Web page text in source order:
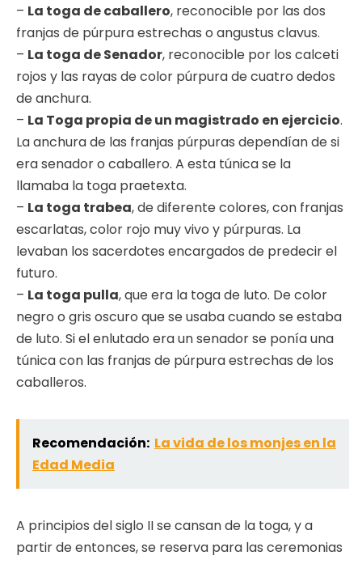
– La toga de caballero, reconocible por las dos
franjas de púrpura estrechas o angustus clavus.
– La toga de Senador, reconocible por los calceti
rojos y las rayas de color púrpura de cuatro dedos
de anchura.
– La Toga propia de un magistrado en ejercicio.
La anchura de las franjas púrpuras dependían de si
era senador o caballero. A esta túnica se la
llamaba la toga praetexta.
– La toga trabea, de diferente colores, con franjas
escarlatas, color rojo muy vivo y púrpuras. La
levaban los sacerdotes encargados de predecir el
futuro.
– La toga pulla, que era la toga de luto. De color
negro o gris oscuro que se usaba cuando se estaba
de luto. Si el enlutado era un senador se ponía una
túnica con las franjas de púrpura estrechas de los
caballeros.
Recomendación: La vida de los monjes en la
Edad Media
A principios del siglo II se cansan de la toga, y a
partir de entonces, se reserva para las ceremonias